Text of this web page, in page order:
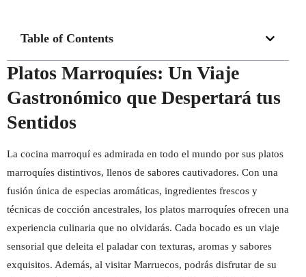
Table of Contents
Platos Marroquíes: Un Viaje
Gastronómico que Despertará tus
Sentidos
La cocina marroquí es admirada en todo el mundo por sus platos
marroquíes distintivos, llenos de sabores cautivadores. Con una
fusión única de especias aromáticas, ingredientes frescos y
técnicas de cocción ancestrales, los platos marroquíes ofrecen una
experiencia culinaria que no olvidarás. Cada bocado es un viaje
sensorial que deleita el paladar con texturas, aromas y sabores
exquisitos. Además, al visitar Marruecos, podrás disfrutar de su